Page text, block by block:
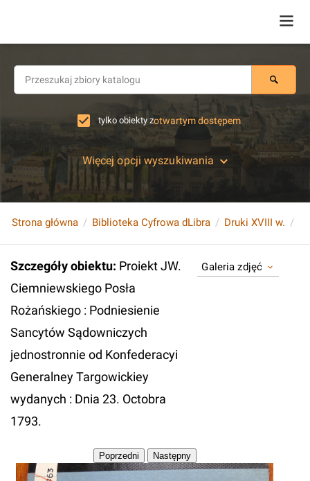
tylko obiekty zotwartym dostępem
Więcej opcji wyszukiwania
Strona główna Biblioteka Cyfrowa dLibra Druki XVIII w.
Szczegóły obiektu: Proiekt JW.
Ciemniewskiego Posła
Rożańskiego : Podniesienie
Sancytów Sądowniczych
jednostronnie od Konfederacyi
Generalney Targowickiey
wydanych : Dnia 23. Octobra
1793.
Galeria zdjęć